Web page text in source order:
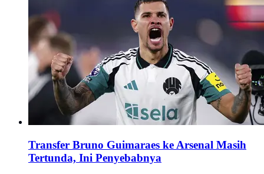
Transfer Bruno Guimaraes ke Arsenal Masih
Tertunda, Ini Penyebabnya